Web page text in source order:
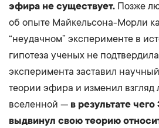
эфира не существует. Позже
об опыте Майкельсона-Морли
“неудачном” эксперименте в
гипотеза ученых не
эксперимента заставил
теории эфира и изменил взгляд
вселенной — в результате
выдвинул свою теорию